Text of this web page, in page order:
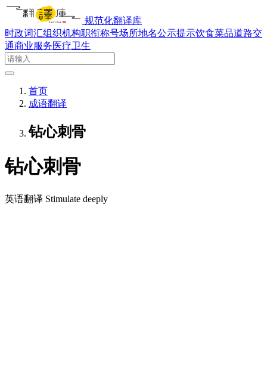
规范化翻译库
时政词汇组织机构职衔称号场所地名公示提示饮食菜品道路交
通商业服务医疗卫生
首页
成语翻译
钻心刺骨
钻心刺骨
英语翻译 Stimulate deeply